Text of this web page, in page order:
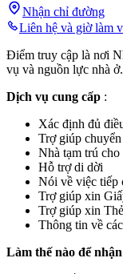
Nhận chỉ đường
Liên hệ và giờ làm
Điểm truy cập là nơi
vụ và nguồn lực nhà ở.
Dịch vụ cung cấp :
Xác định đủ
Trợ giúp chuyển
Nhà tạm trú cho
Hỗ trợ di dời
Nói về việc tiếp
Trợ giúp xin
Trợ giúp xin
Thông tin về
Làm thế nào để